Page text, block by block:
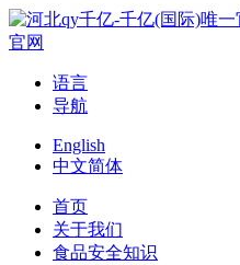
语言
导航
English
中文简体
首页
关于我们
食品安全知识